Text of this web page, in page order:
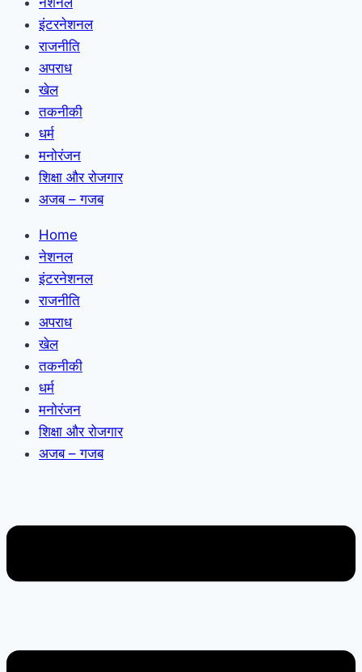
इंटरनेशनल
राजनीति
अपराध
खेल
तकनीकी
धर्म
मनोरंजन
शिक्षा और रोजगार
अजब – गजब
Home
नेशनल
इंटरनेशनल
राजनीति
अपराध
खेल
तकनीकी
धर्म
मनोरंजन
शिक्षा और रोजगार
अजब – गजब